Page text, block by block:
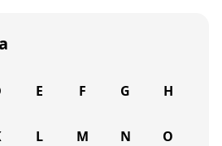
E F G H
L M N O